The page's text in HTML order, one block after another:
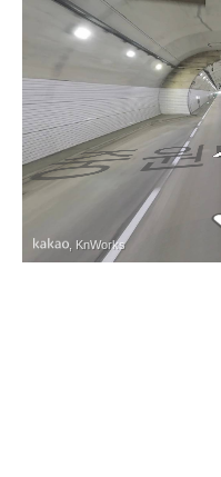
원
원
, KnWorks